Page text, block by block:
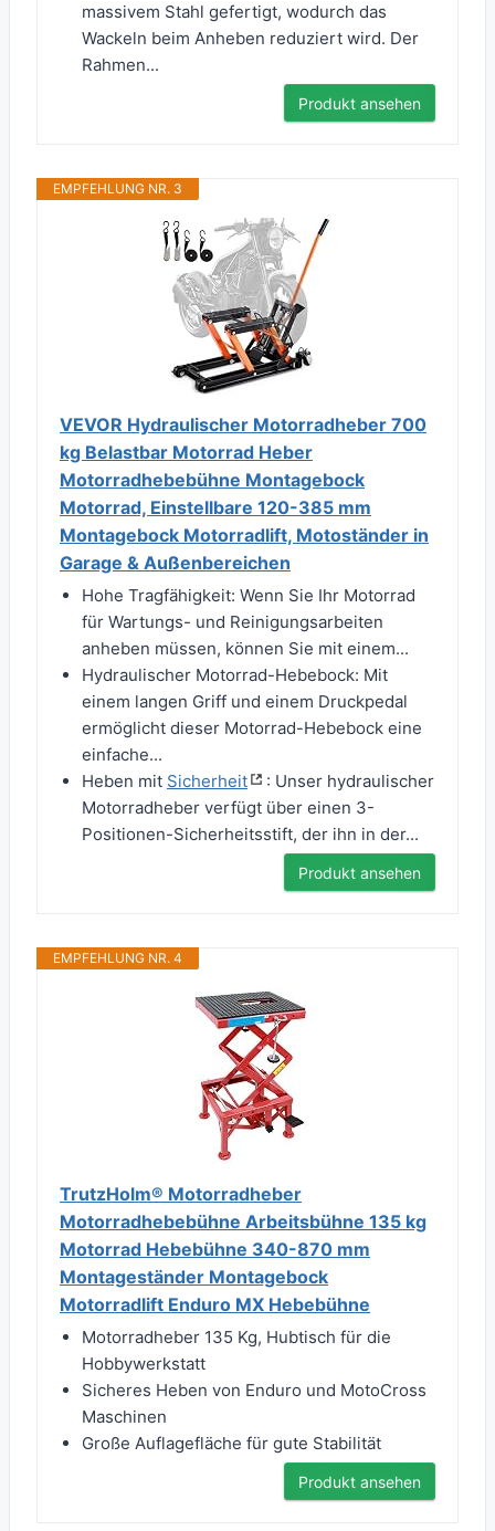
massivem Stahl gefertigt, wodurch das
Wackeln beim Anheben reduziert wird. Der
Rahmen...
Produkt ansehen
EMPFEHLUNG NR. 3
VEVOR Hydraulischer Motorradheber 700
kg Belastbar Motorrad Heber
Motorradhebebühne Montagebock
Motorrad, Einstellbare 120-385 mm
Montagebock Motorradlift, Motoständer in
Garage & Außenbereichen
Hohe Tragfähigkeit: Wenn Sie Ihr Motorrad
für Wartungs- und Reinigungsarbeiten
anheben müssen, können Sie mit einem...
Hydraulischer Motorrad-Hebebock: Mit
einem langen Griff und einem Druckpedal
ermöglicht dieser Motorrad-Hebebock eine
einfache...
Heben mit Sicherheit
: Unser hydraulischer
Motorradheber verfügt über einen 3-
Positionen-Sicherheitsstift, der ihn in der...
Produkt ansehen
EMPFEHLUNG NR. 4
TrutzHolm® Motorradheber
Motorradhebebühne Arbeitsbühne 135 kg
Motorrad Hebebühne 340-870 mm
Montageständer Montagebock
Motorradlift Enduro MX Hebebühne
Motorradheber 135 Kg, Hubtisch für die
Hobbywerkstatt
Sicheres Heben von Enduro und MotoCross
Maschinen
Große Auflagefläche für gute Stabilität
Produkt ansehen